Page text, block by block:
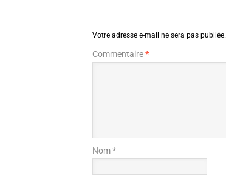
Votre adresse e-mail ne sera pas publiée.
Commentaire*
Nom *